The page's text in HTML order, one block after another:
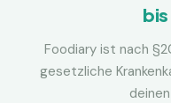
bis
Foodiary ist nach
gesetzliche